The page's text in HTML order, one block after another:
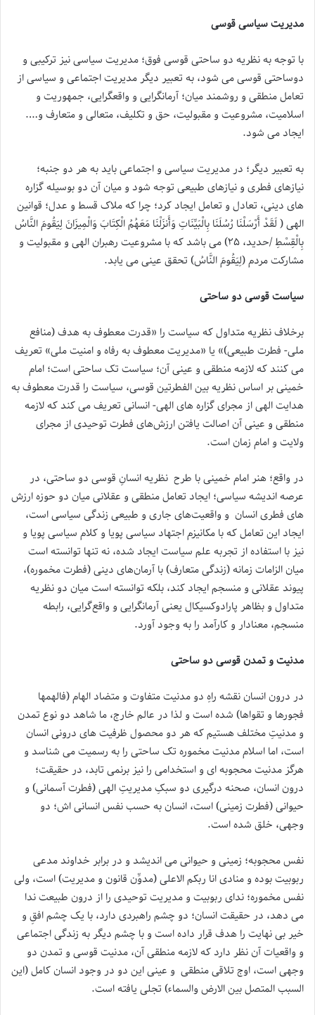
مدیریت سیاسی قوسی
با توجه به نظریه دو ساحتی قوسی فوق؛ مدیریت سیاسی نیز ترکیبی و
دوساحتی قوسی می شود، به تعبیر دیگر مدیریت اجتماعی و سیاسی از
تعامل منطقی و روشمند میان؛ آرمانگرایی و واقعگرایی، جمهوریت و
اسلامیت، مشروعیت و مقبولیت، حق و تکلیف، متعالی و متعارف و….
ایجاد می شود.
به تعبیر دیگر؛ در مدیریت سیاسی و اجتماعی باید به هر دو جنبه؛
نیازهای فطری و نیازهای طبیعی توجه شود و میان آن دو بوسیله گزاره
های دینی، تعادل و تعامل ایجاد کرد؛ چرا که ملاک قسط و عدل؛ قوانین
الهی ( لَقَدْ أَرْسَلْنَا رُسُلَنَا بِالْبَيِّنَاتِ وَأَنزَلْنَا مَعَهُمُ الْكِتَابَ وَالْمِيزَانَ لِيَقُومَ النَّاسُ
بِالْقِسْطِ /حدید، ۲۵) می باشد که با مشروعیت رهبران الهی و مقبولیت و
مشارکت مردم (لِيَقُومَ النَّاسُ) تحقق عینی می یابد.
سیاست قوسی دو ساحتی
برخلاف نظریه متداول که سیاست را «قدرت معطوف به هدف (منافع
ملی- فطرت طبیعی)» یا «مدیریت معطوف به رفاه و امنیت ملی» تعریف
می کنند که لازمه منطقی و عینی آن؛ سیاست تک ساحتی است؛ امام
خمینی بر اساس نظریه بین الفطرتین قوسی، سیاست را قدرت معطوف به
هدایت الهی از مجرای گزاره های الهی- انسانی تعریف می کند که لازمه
منطقی و عینی آن اصالت یافتن ارزش‌های فطرت توحیدی از مجرای
ولایت و امام زمان است.
در واقع؛ هنر امام خمینی با طرح نظریه انسانِ قوسی دو ساحتی، در
عرصه اندیشه سیاسی؛ ایجاد تعامل منطقی و عقلانی میان دو حوزه ارزش
های فطری انسان و واقعیت‌های جاری و طبیعی زندگی سیاسی است،
ایجاد این تعامل که با مکانیزم اجتهاد سیاسی پویا و کلام سیاسی پویا و
نیز با استفاده از تجربه علم سیاست ایجاد شده‌، نه‌ تنها توانسته است
میان الزامات زمانه (زندگی متعارف) با آرمان‌های دینی (فطرت مخموره)،
پیوند عقلانی و منسجم ایجاد کند، بلکه توانسته است میان دو نظریه
متداول و بظاهر پارادوکسیکال یعنی آرمانگرایی و واقع‌گرایی، رابطه
منسجم، معنا‌دار و کارآمد را به وجود آورد.
مدنیت و تمدن قوسی دو ساحتی
در درون انسان نقشه راهِ دو مدنیت متفاوت و متضاد الهام (فالهمها
فجورها و تقواها) شده است و لذا در عالم خارج، ما شاهد دو نوع تمدن
و مدنیتِ مختلف هستیم که هر دو محصول ظرفیت های درونی انسان
است، اما اسلام مدنیت مخموره تک ساحتی را به رسمیت می شناسد و
هرگز مدنیت محجوبه ای و استخدامی را نیز برنمی تابد، در حقیقت؛
درون انسان، صحنه درگیری دو سبکِ مدیریتِ الهی (فطرت آسمانی) و
حیوانی (فطرت زمینی) است، انسان به حسب نفس انسانی اش؛ دو
وجهی، خلق شده است.
نفس محجوبه؛ زمینی و حیوانی می اندیشد و در برابر خداوند مدعی
ربوبیت بوده و منادی انا ربکم الاعلی (مدوِّن قانون و مدیریت) است، ولی
نفس مخموره؛ ندای ربوبیت و مدیریت توحیدی را از درون طبیعت ندا
می دهد، در حقیقت انسان؛ دو چشم راهبردی دارد، با یک چشم افقِ و
خیر بی نهایت را هدف قرار داده است و با چشم دیگر به زندگی اجتماعی
و واقعیات آن نظر دارد که لازمه منطقی آن، مدنیت قوسی و تمدن دو
وجهی است، اوج تلاقی منطقی و عینی این دو در وجود انسان کامل (این
السبب المتصل بین الارض والسماء) تجلی یافته است.